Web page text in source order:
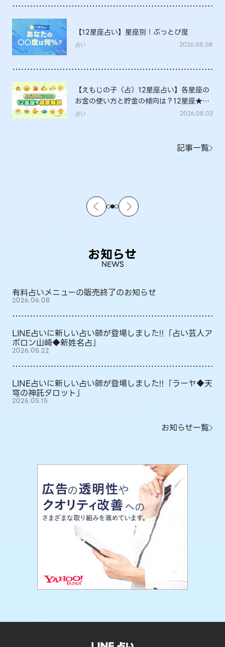
【12星座占い】星座別！ぶっとび度
占い 2026.08.08
【えもじの子（占）12星座占い】各星座の
お金の使い方と貯金の傾向は？12星座★徹
底解説
占い 2026.08.03
記事一覧
お知らせ
NEWS
有料占いメニューの販売終了のお知らせ
2026.06.08
LINE占いに新しい占い師が登場しました!!「占い芸人ア
ポロン山崎◆新姓名占」
2026.05.22
LINE占いに新しい占い師が登場しました!!「ラーヤ◆天
穹の神託タロット」
2026.05.15
お知らせ一覧